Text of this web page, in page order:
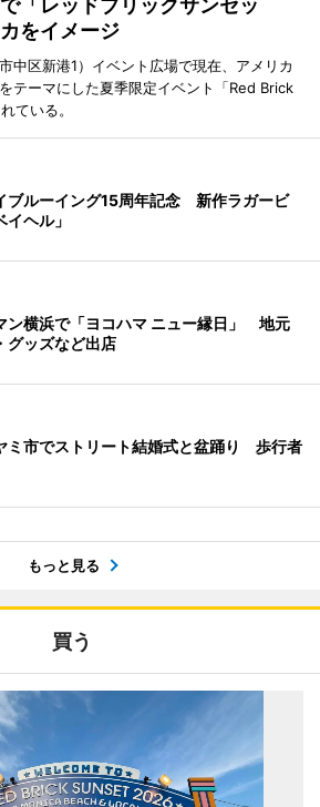
「レッドブリックサンセッ
をイメージ
中区新港1）イベント広場で現在、アメリカ
テーマにした夏季限定イベント「Red Brick
ている。
ブルーイング15周年記念 新作ラガービ
イヘル」
ン横浜で「ヨコハマ ニュー縁日」 地元
グッズなど出店
ミ市でストリート結婚式と盆踊り 歩行者
もっと見る
買う